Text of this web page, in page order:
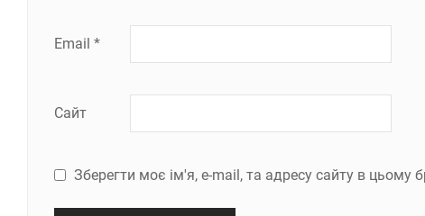
Email *
Сайт
Зберегти моє ім'я, e-mail, та адресу сайту в цьому